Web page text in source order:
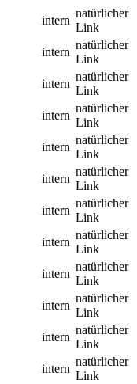
intern
natürlicher
Link
intern
natürlicher
Link
intern
natürlicher
Link
intern
natürlicher
Link
intern
natürlicher
Link
intern
natürlicher
Link
intern
natürlicher
Link
intern
natürlicher
Link
intern
natürlicher
Link
intern
natürlicher
Link
intern
natürlicher
Link
intern
natürlicher
Link